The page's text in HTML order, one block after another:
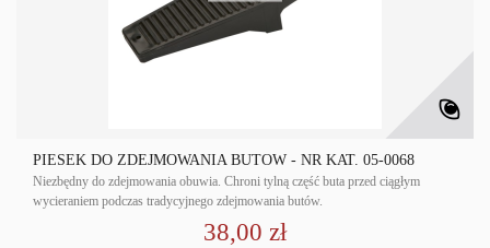
PIESEK DO ZDEJMOWANIA BUTÓW - NR KAT. 05-0068
Niezbędny do zdejmowania obuwia. Chroni tylną część buta przed ciągłym
wycieraniem podczas tradycyjnego zdejmowania butów.
38,00 zł